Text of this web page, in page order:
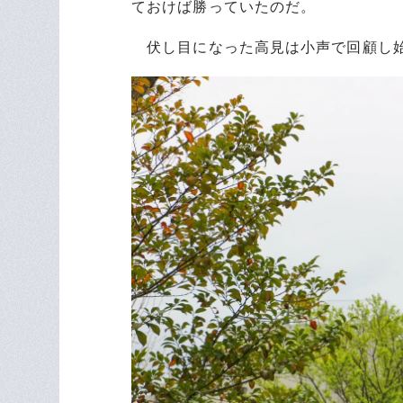
ておけば勝っていたのだ。
伏し目になった高見は小声で回顧し